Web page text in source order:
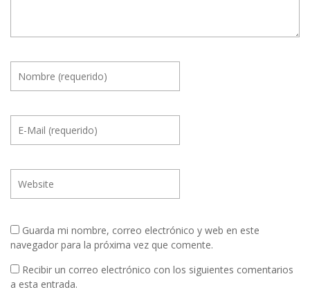
Guarda mi nombre, correo electrónico y web en este
navegador para la próxima vez que comente.
Recibir un correo electrónico con los siguientes comentarios
a esta entrada.